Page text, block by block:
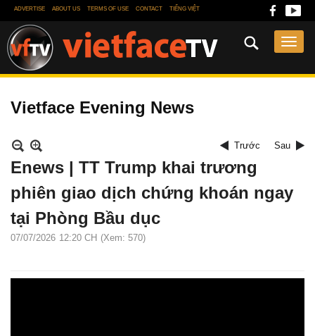
ADVERTISE ABOUT US TERMS OF USE CONTACT TIẾNG VIỆT
Vietface Evening News
Trước Sau
Enews | TT Trump khai trương
phiên giao dịch chứng khoán ngay
tại Phòng Bầu dục
07/07/2026 12:20 CH (Xem: 570)